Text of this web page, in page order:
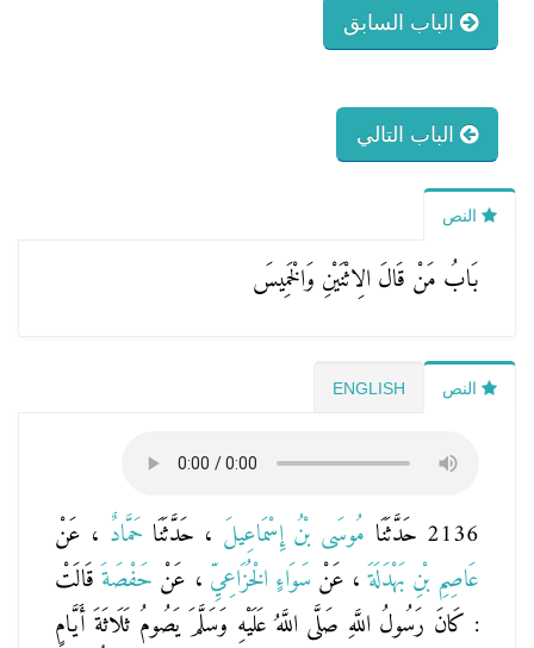
الباب السابق
الباب التالي
النص
بَابُ مَنْ قَالَ الِاثْنَيْنِ وَالْخَمِيسَ
النص ENGLISH
2136 حَدَّثَنَا مُوسَى بْنُ إِسْمَاعِيلَ ، حَدَّثَنَا حَمَّادٌ ، عَنْ
عَاصِمِ بْنِ بَهْدَلَةَ ، عَنْ سَوَاءٍ الْخُزَاعِيِّ ، عَنْ حَفْصَةَ قَالَتْ
: كَانَ رَسُولُ اللَّهِ صَلَّى اللَّهُ عَلَيْهِ وَسَلَّمَ يَصُومُ ثَلَاثَةَ أَيَّامٍ